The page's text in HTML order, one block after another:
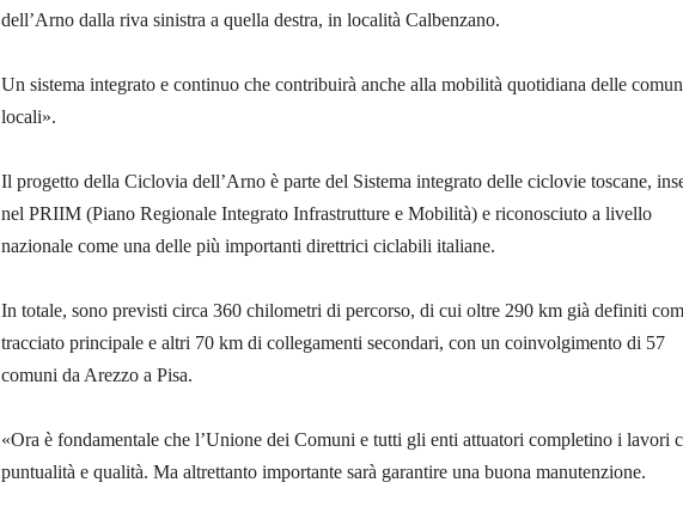
dell’Arno dalla riva sinistra a quella destra, in località Calbenzano.
Un sistema integrato e continuo che contribuirà anche alla mobilità quotidiana delle
locali».
Il progetto della Ciclovia dell’Arno è parte del Sistema integrato delle ciclovie toscane,
nel PRIIM (Piano Regionale Integrato Infrastrutture e Mobilità) e riconosciuto a livello
nazionale come una delle più importanti direttrici ciclabili italiane.
In totale, sono previsti circa 360 chilometri di percorso, di cui oltre 290 km già definiti
tracciato principale e altri 70 km di collegamenti secondari, con un coinvolgimento di 57
comuni da Arezzo a Pisa.
«Ora è fondamentale che l’Unione dei Comuni e tutti gli enti attuatori completino i lavori
puntualità e qualità. Ma altrettanto importante sarà garantire una buona manutenzione.